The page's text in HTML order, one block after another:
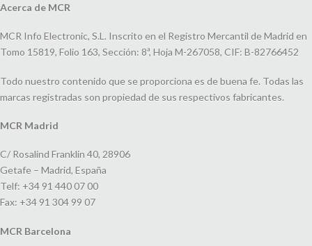
Acerca de MCR
MCR Info Electronic, S.L. Inscrito en el Registro Mercantil de Madrid en
Tomo 15819, Folio 163, Sección: 8ª, Hoja M-267058, CIF: B-82766452
Todo nuestro contenido que se proporciona es de buena fe. Todas las
marcas registradas son propiedad de sus respectivos fabricantes.
MCR Madrid
C/ Rosalind Franklin 40, 28906
Getafe – Madrid, España
Telf: +34 91 440 07 00
Fax: +34 91 304 99 07
MCR Barcelona